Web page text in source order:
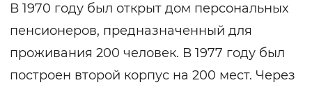
В 1970 году был открыт дом персональных
пенсионеров, предназначенный для
проживания 200 человек. В 1977 году был
построен второй корпус на 200 мест. Через